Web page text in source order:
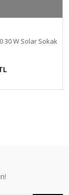
30 W Solar Sokak